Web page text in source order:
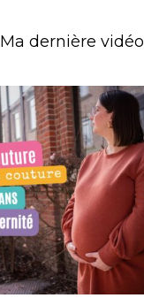
Ma dernière vidéo